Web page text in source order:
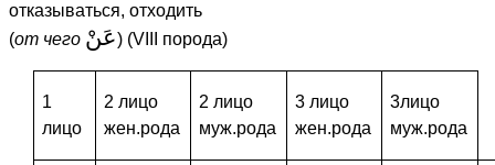
отказываться, отходить
(от чего عَنْ) (VIII порода)
1
лицо
2 лицо
жен.рода
2 лицо
муж.рода
3 лицо
жен.рода
3лицо
муж.рода